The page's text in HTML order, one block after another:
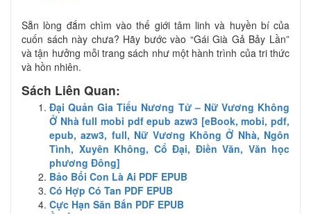
Sẵn lòng đắm chìm vào thế giới tâm linh và huyền bí của
cuốn sách này chưa? Hãy bước vào “Gái Già Gả Bảy Lần”
và tận hưởng mỗi trang sách như một hành trình của tri thức
và hồn nhiên.
Sách Liên Quan:
Đại Quản Gia Tiểu Nương Tử – Nữ Vương Không
Ở Nhà full mobi pdf epub azw3 [eBook, mobi, pdf,
epub, azw3, full, Nữ Vương Không Ở Nhà, Ngôn
Tình, Xuyên Không, Cổ Đại, Điền Văn, Văn học
phương Đông]
Bảo Bối Con Là Ai PDF EPUB
Có Hợp Có Tan PDF EPUB
Cực Hạn Săn Bắn PDF EPUB